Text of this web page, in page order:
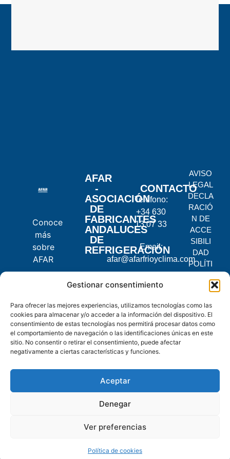
Gestionar consentimiento
Para ofrecer las mejores experiencias, utilizamos tecnologías como las
cookies para almacenar y/o acceder a la información del dispositivo. El
consentimiento de estas tecnologías nos permitirá procesar datos como
el comportamiento de navegación o las identificaciones únicas en este
sitio. No consentir o retirar el consentimiento, puede afectar
negativamente a ciertas características y funciones.
Aceptar
Denegar
Ver preferencias
Política de cookies
Conoce
más
sobre
AFAR
AFAR
-
ASOCIACIÓN
DE
FABRICANTES
ANDALUCES
DE
REFRIGERACIÓN
CONTACTO
Teléfono:
+34 630
13 07 33
Email:
afar@afarfrioyclima.com
C.
2, 14900
Lucena,
Córdoba
AVISO
LEGAL
DECLA
RACIÓ
N DE
ACCE
SIBILI
DAD
POLÍTI
PRIVA
POLÍTI
CA DE
COOKI